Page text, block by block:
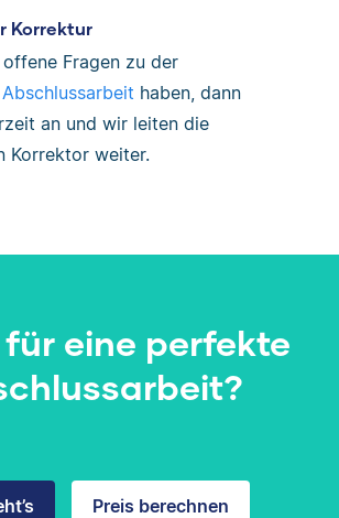
Korrektur
Fragen zu der
haben, dann
an und wir leiten die
Korrektor weiter.
eine perfekte
Preis berechnen